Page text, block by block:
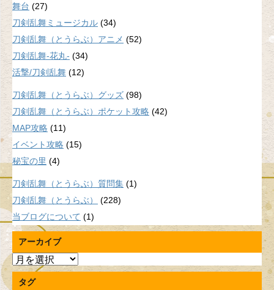
舞台 (27)
刀剣乱舞ミュージカル (34)
刀剣乱舞（とうらぶ）アニメ (52)
刀剣乱舞-花丸- (34)
活撃/刀剣乱舞 (12)
刀剣乱舞（とうらぶ）グッズ (98)
刀剣乱舞（とうらぶ）ポケット攻略 (42)
MAP攻略 (11)
イベント攻略 (15)
秘宝の里 (4)
刀剣乱舞（とうらぶ）質問集 (1)
刀剣乱舞（とうらぶ）
(228)
当ブログについて (1)
アーカイブ
ア
ー
カタグ